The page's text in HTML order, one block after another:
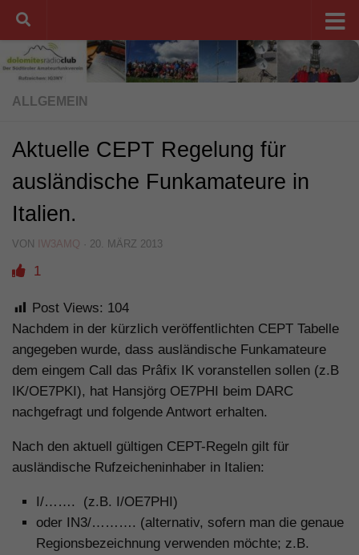
Unter dem Inhalt
ALLGEMEIN
Aktuelle CEPT Regelung für
ausländische Funkamateure in
Italien.
VON IW3AMQ · 20. MÄRZ 2013
1
Post Views: 104
Nachdem in der kürzlich veröffentlichten CEPT Tabelle
angegeben wurde, dass ausländische Funkamateure
dem eingem Call das Prâfix IK voranstellen sollen (z.B
IK/OE7PKI), hat Hansjörg OE7PHI beim DARC
nachgefragt und folgende Antwort erhalten.
Nach den aktuell gültigen CEPT-Regeln gilt für
ausländische Rufzeicheninhaber in Italien:
I/……. (z.B. I/OE7PHI)
oder IN3/………. (alternativ, sofern man die genaue
Regionsbezeichnung verwenden möchte; z.B.